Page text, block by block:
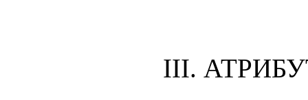
III.